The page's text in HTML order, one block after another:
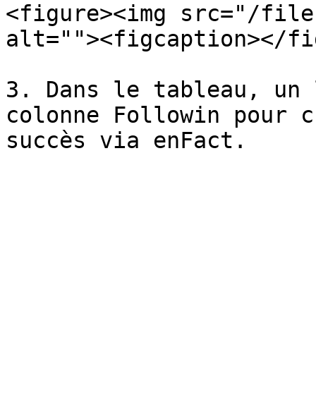
<figure><img src="/files/
alt=""><figcaption></
3. Dans le tableau, un
colonne Followin pour